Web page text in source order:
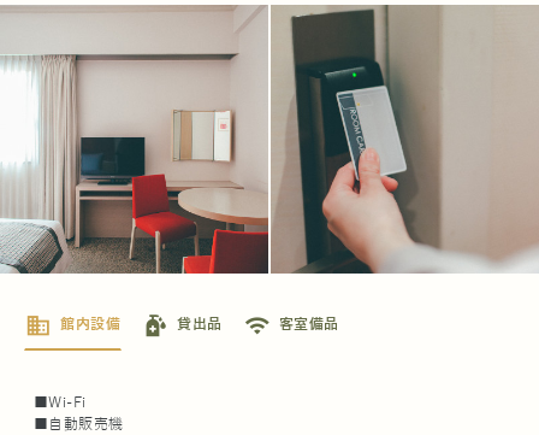
business 館内設備 sanitizer 貸出品 wifi 客室備品
■Wi-Fi
■自動販売機